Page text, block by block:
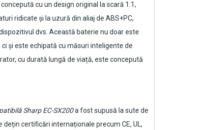
cu un design original la scară 1:1,
ridicate și la uzură din aliaj de ABS+PC,
dvs. Această baterie nu doar este
și este echipată cu măsuri inteligente de
, cu durată lungă de viață, este concepută
Sharp EC-SX200a fost supusă la sute de
certificări internaționale precum CE, UL,